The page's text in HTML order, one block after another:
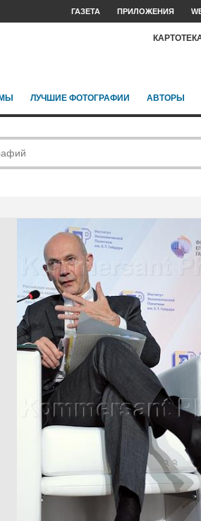
ГАЗЕТА ПРИЛОЖЕНИЯ
ЛУЧШИЕ ФОТОГРАФИИ АВТОРЫ